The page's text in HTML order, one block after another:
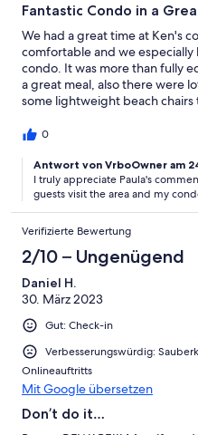
Fantastic Condo in a
We had a great time at Ken's
comfortable and we
condo. It was more than fully
a great meal, also there were
some lightweight beach
really enjoyed the satellite TV
the Mega 'superstore' (10 min
min walk). Ken had a lot of
best places to see & best
helpful. Esther, the Propery
the time to answer many of our
walking or taking the local bus
The locals were very friendly
we started to feel like locals
we noticed the maintenance
probably one of our most
definitely come back to. The
beautiful and not too
sure we'll be back & will be
0
Antwort von VrboOwner am
I truly appreciate Paula's
guests visit the area and my
Verifizierte Bewertung
2/10 – Ungenügend
Daniel H.
30. März 2023
Gut: Check-in
Verbesserungswürdig:
Onlineauftritts
Mit Google übersetzen
Don’t do it…